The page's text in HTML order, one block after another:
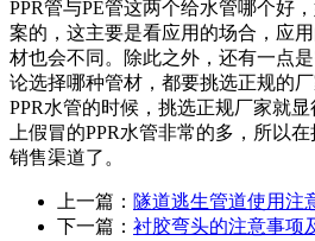
PPR管与PE管这两个给水管哪个好
案的，这主要是看应用的场合，应
材也会不同。除此之外，还有一点
论选择哪种管材，都要挑选正规的
PPR水管的时候，挑选正规厂家就
上假冒的PPR水管非常的多，所以
销售渠道了。
上一篇： 隧道逃生管道使用注
下一篇： 衬胶弯头的注意事项